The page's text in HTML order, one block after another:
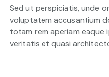
Sed ut perspiciatis, unde
voluptatem accusantium
totam rem aperiam eaque
veritatis et quasi